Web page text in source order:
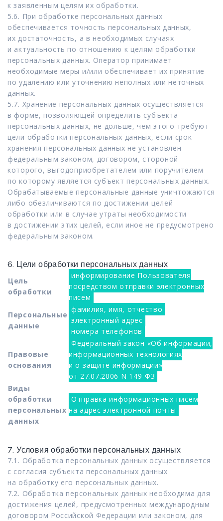
к заявленным целям их обработки.
5.6. При обработке персональных данных
обеспечивается точность персональных данных,
их достаточность, а в необходимых случаях
и актуальность по отношению к целям обработки
персональных данных. Оператор принимает
необходимые меры и/или обеспечивает их принятие
по удалению или уточнению неполных или неточных
данных.
5.7. Хранение персональных данных осуществляется
в форме, позволяющей определить субъекта
персональных данных, не дольше, чем этого требуют
цели обработки персональных данных, если срок
хранения персональных данных не установлен
федеральным законом, договором, стороной
которого, выгодоприобретателем или поручителем
по которому является субъект персональных данных.
Обрабатываемые персональные данные уничтожаются
либо обезличиваются по достижении целей
обработки или в случае утраты необходимости
в достижении этих целей, если иное не предусмотрено
федеральным законом.
6. Цели обработки персональных данных
Цель
обработки
информирование Пользователя
посредством отправки электронных
писем
Персональные
данные
фамилия, имя, отчество
электронный адрес
номера телефонов
Правовые
основания
Федеральный закон «Об информации,
информационных технологиях
и о защите информации»
от 27.07.2006 N 149-ФЗ
Виды
обработки
персональных
данных
Отправка информационных писем
на адрес электронной почты
7. Условия обработки персональных данных
7.1. Обработка персональных данных осуществляется
с согласия субъекта персональных данных
на обработку его персональных данных.
7.2. Обработка персональных данных необходима для
достижения целей, предусмотренных международным
договором Российской Федерации или законом, для